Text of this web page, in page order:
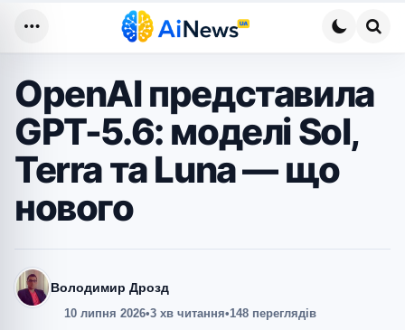
OpenAI представила
GPT-5.6: моделі Sol,
Terra та Luna — що
нового
Володимир Дрозд
10 липня 2026•3 хв читання•148 переглядів